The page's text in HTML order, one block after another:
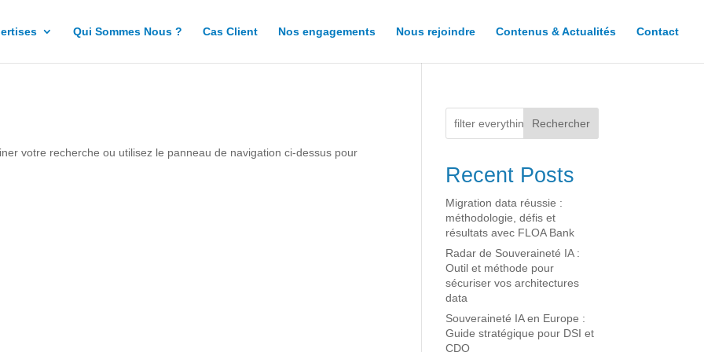
Qui Sommes Nous ? Cas Client Nos engagements Nous rejoindre Contenus & Actualités Contact
votre recherche ou utilisez le panneau de navigation ci-dessus pour
Rechercher
Recent Posts
Migration data réussie :
méthodologie, défis et
résultats avec FLOA Bank
Radar de Souveraineté IA :
Outil et méthode pour
sécuriser vos architectures
data
Souveraineté IA en Europe :
Guide stratégique pour DSI et
CDO